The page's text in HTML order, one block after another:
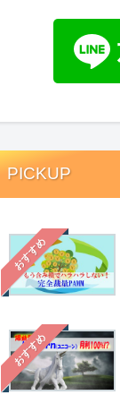
PICKUP
おすすめ
おすすめ